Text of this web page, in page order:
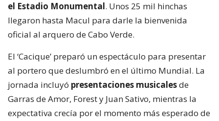
el Estadio Monumental. Unos 25 mil hinchas
llegaron hasta Macul para darle la bienvenida
oficial al arquero de Cabo Verde.
El ‘Cacique’ preparó un espectáculo para presentar
al portero que deslumbró en el último Mundial. La
jornada incluyó presentaciones musicalesde
Garras de Amor, Forest y Juan Sativo, mientras la
expectativa crecía por el momento más esperado de